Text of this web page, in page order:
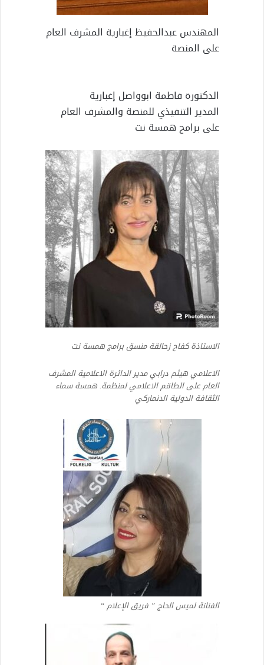
المهندس عبدالحفيظ إغبارية المشرف العام
على المنصة
الدكتورة فاطمة ابوواصل إغبارية
المدير التنفيذي للمنصة والمشرف العام
على برامج همسة نت
الاستاذة كفاح زحالقة منسق برامج همسة نت
الاعلامي هيثم درابي مدير الدائرة الاعلامية المشرف
العام على الطاقم الاعلامي لمنظمة. همسة سماء
الثقافة الدولية الدنماركي
الفنانة لميس الحاج ” فريق الإعلام “